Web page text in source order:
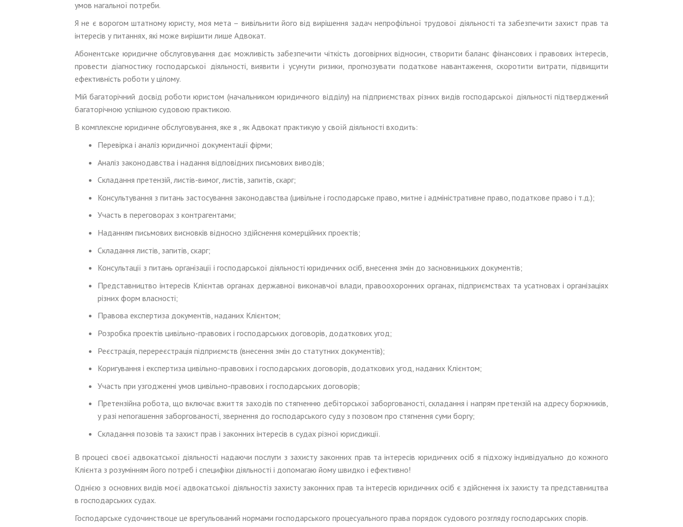
умов нагальної потреби.
Я не є ворогом штатному юристу, моя мета – вивільнити його від вирішення задач непрофільної трудової діяльності та забезпечити захист прав та
інтересів у питаннях, які може вирішити лише Адвокат.
Абонентське юридичне обслуговування дає можливість забезпечити чіткість договірних відносин, створити баланс фінансових і правових інтересів,
провести діагностику господарської діяльності, виявити і усунути ризики, прогнозувати податкове навантаження, скоротити витрати, підвищити
ефективність роботи у цілому.
Мій багаторічний досвід роботи юристом (начальником юридичного відділу) на підприємствах різних видів господарської діяльності підтверджений
багаторічною успішною судовою практикою.
В комплексне юридичне обслуговування, яке я , як Адвокат практикую у своїй діяльності входить:
Перевірка і аналіз юридичної документації фірми;
Аналіз законодавства і надання відповідних письмових виводів;
Складання претензій, листів-вимог, листів, запитів, скарг;
Консультування з питань застосування законодавства (цивільне і господарське право, митне і адміністративне право, податкове право і т.д.);
Участь в переговорах з контрагентами;
Наданням письмових висновків відносно здійснення комерційних проектів;
Складання листів, запитів, скарг;
Консультації з питань організації і господарської діяльності юридичних осіб, внесення змін до засновницьких документів;
Представництво інтересів Клієнтав органах державної виконавчої влади, правоохоронних органах, підприємствах та усатновах і організаціях
різних форм власності;
Правова експертиза документів, наданих Клієнтом;
Розробка проектів цивільно-правових і господарських договорів, додаткових угод;
Реєстрація, перереєстрація підприємств (внесення змін до статутних документів);
Коригування і експертиза цивільно-правових і господарських договорів, додаткових угод, наданих Клієнтом;
Участь при узгодженні умов цивільно-правових і господарських договорів;
Претензійна робота, що включає вжиття заходів по стягненню дебіторської заборгованості, складання і напрям претензій на адресу боржників,
у разі непогашення заборгованості, звернення до господарського суду з позовом про стягнення суми боргу;
Складання позовів та захист прав і законних інтересів в судах різної юрисдикції.
В процесі своєї адвокатської діяльності надаючи послуги з захисту законних прав та інтересів юридичних осіб я підхожу індивідуально до кожного
Клієнта з розумінням його потреб і специфіки діяльності і допомагаю йому швидко і ефективно!
Однією з основних видів моєї адвокатської діяльностіз захисту законних прав та інтересів юридичних осіб є здійснення їх захисту та представництва
в господарських судах.
Господарське судочинствоце це врегульований нормами господарського процесуального права порядок судового розгляду господарських спорів.